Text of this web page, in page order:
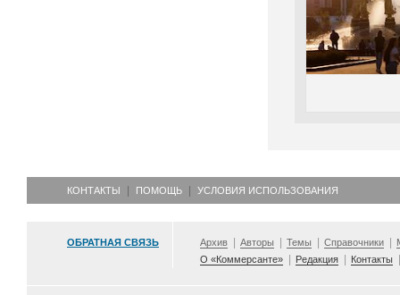
КОНТАКТЫ ПОМОЩЬ УСЛОВИЯ ИСПОЛЬЗОВАНИЯ
ОБРАТНАЯ СВЯЗЬ Архив Авторы Темы Справочники
О «Коммерсанте»
Редакция Контакты